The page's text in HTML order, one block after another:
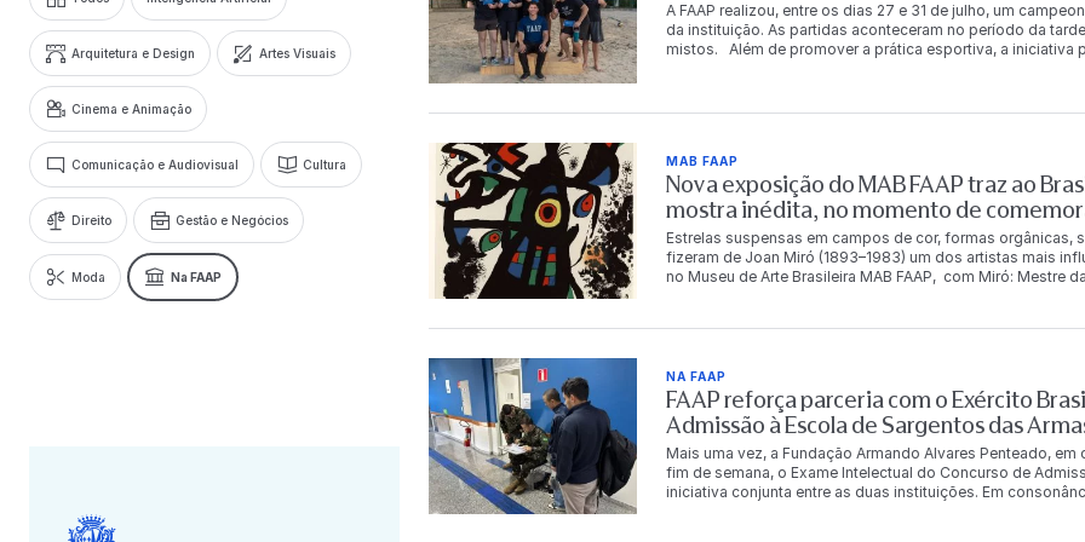
Arquitetura e Design Artes Visuais
Cinema e Animação
Comunicação e Audiovisual Cultura
Direito Gestão e Negócios
Moda Na FAAP
A FAAP realizou, entre os dias 27 e 31 de julho, um
da instituição. As partidas aconteceram no período da
mistos. Além de promover a prática esportiva, a
Fernandes Chave de consolação 1º lugar Bianca Rosetti
Betina Leal Leonardo Magalhães Cecília Meirelles 3º
Oliveira Angelo Marcio Andrade Vieira O campeonato
qualidade de vida, a integração e o bem-estar de seus
MAB FAAP
Nova exposição do MAB FAAP traz ao
mostra inédita, no momento de
Estrelas suspensas em campos de cor, formas
fizeram de Joan Miró (1893–1983) um dos artistas mais
no Museu de Arte Brasileira MAB FAAP, com Miró: Mestre
11 de outubro de 2026 e reúne obras que serão vistas no
Espanha. O conjunto reúne obras integrantes de
Miró Barcelona, a Fundação Miró Mallorca, o Museu de
seleção que evidencia a diversidade da produção do
materiais ao longo de mais de seis décadas de carreira.
nomes da arte do século XX. Sua produção abrange
tapeçaria, consolidou uma linguagem visual singular,
Suas formas orgânicas, símbolos oníricos e intenso uso
NA FAAP
FAAP reforça parceria com o Exército
Admissão à Escola de Sargentos das
Mais uma vez, a Fundação Armando Alvares Penteado,
fim de semana, o Exame Intelectual do Concurso de
iniciativa conjunta entre as duas instituições. Em